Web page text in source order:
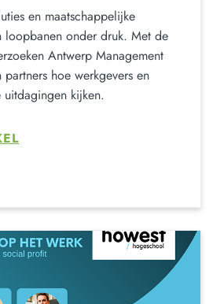
en maatschappelijke
loopbanen onder druk. Met de
Antwerp Management
hoe werkgevers en
uitdagingen kijken.